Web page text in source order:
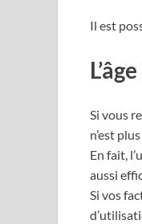
Il est
Si vous
n’est
En fait,
aussi
Si vos